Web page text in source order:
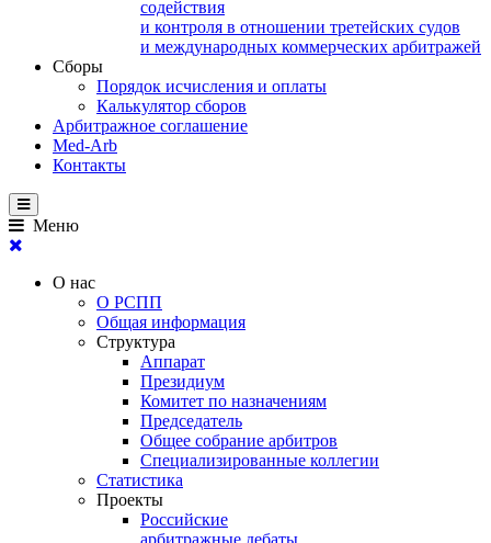
содействия
и контроля в отношении третейских судов
и международных коммерческих арбитражей
Сборы
Порядок исчисления и оплаты
Калькулятор сборов
Арбитражное соглашение
Med-Arb
Контакты
Меню
О нас
О РСПП
Общая информация
Структура
Аппарат
Президиум
Комитет по назначениям
Председатель
Общее собрание арбитров
Специализированные коллегии
Статистика
Проекты
Российские
арбитражные дебаты